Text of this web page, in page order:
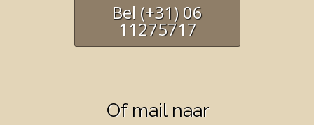
Bel (+31) 06
11275717
Of mail naar